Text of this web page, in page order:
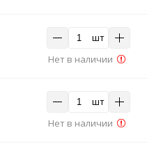
шт
Нет в наличии
шт
Нет в наличии